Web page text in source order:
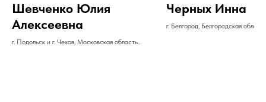
Шевченко Юлия
Алексеевна
г. Подольск и г. Чехов, Московская область
Черных Инна
г. Белгород, Белгородская область